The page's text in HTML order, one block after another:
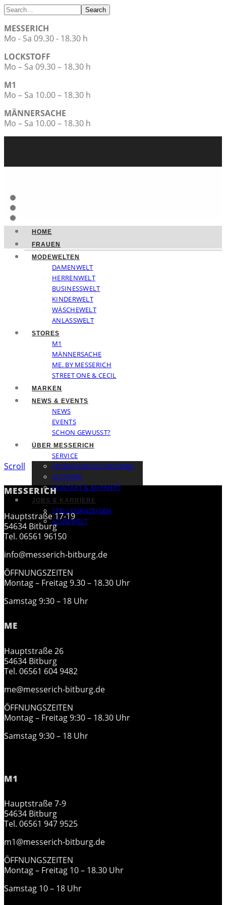
Search
MESSERICH
Mo - Sa 09.30 - 18.30 h
LOCKSTOFF
Mo – Sa 09.30 – 18.30 h
M1
Mo – Sa 10.00 – 18.30 h
MÄNNERSACHE
Mo – Sa 10.00 – 18.30 h
HOME
FRAUEN
MODEWELTEN
DAMENWELT
HERRENWELT
BUSINESSWELT
KINDERWELT
WÄSCHEWELT
ANLASSWELT
STORES
M1
MÄNNERSACHE
ME. BY MESSERICH
STREET ONE & CECIL
MARKEN
NEWS & EVENTS
NEWS
EVENTS
SCHON GEWUSST?
ÜBER MESSERICH
SERVICE
ÄNDERUNGSSCHNEIDEREI
HISTORIE
KONTAKT & ANFAHRT
JOBS & KARRIERE
STELLENANZEIGEN
AZUBIWELT
Scroll
MESSERICH
Hauptstraße 17-19
54634 Bitburg
Tel. 06561 96150
info@messerich-bitburg.de
ÖFFNUNGSZEITEN
Montag – Freitag 9.30 – 18.30 Uhr
Samstag 9:30 – 18 Uhr
ME
Hauptstraße 26
54634 Bitburg
Tel. 06561 604 9482
me@messerich-bitburg.de
ÖFFNUNGSZEITEN
Montag – Freitag 9:30 – 18.30 Uhr
Samstag 9:30 – 18 Uhr
M1
Hauptstraße 7-9
54634 Bitburg
Tel. 06561 947 9525
m1@messerich-bitburg.de
ÖFFNUNGSZEITEN
Montag – Freitag 10 – 18.30 Uhr
Samstag 10 – 18 Uhr